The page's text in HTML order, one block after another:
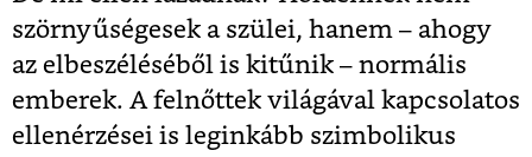
szörnyűségesek a szülei, hanem – ahogy
az elbeszéléséből is kitűnik – normális
emberek. A felnőttek világával kapcsolatos
ellenérzései is leginkább szimbolikus